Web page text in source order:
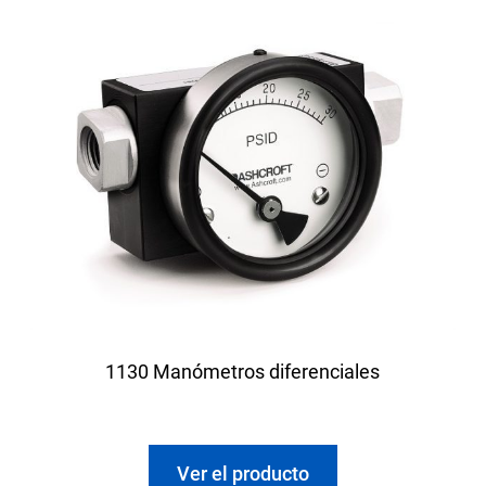
1130 Manómetros diferenciales
Ver el producto